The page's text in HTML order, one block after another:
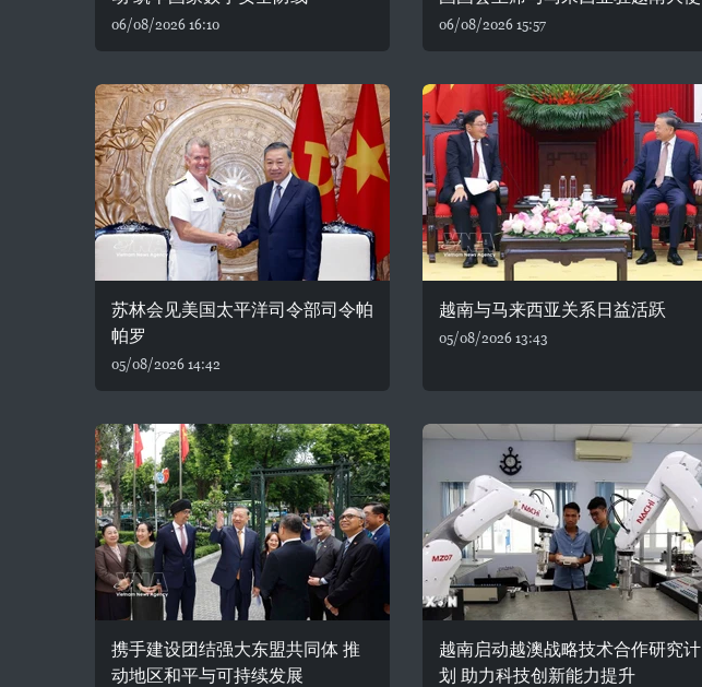
06/08/2026 16:10 06/08/2026 15:57
苏林会见美国太平洋司令部司令帕
帕罗
05/08/2026 14:42
越南与马来西亚关系日益活跃
05/08/2026 13:43
携手建设团结强大东盟共同体 推
动地区和平与可持续发展
越南启动越澳战略技术合作研究计
划 助力科技创新能力提升